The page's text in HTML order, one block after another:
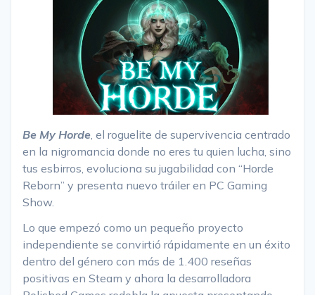
Be My Horde , el roguelite de supervivencia centrado
en la nigromancia donde no eres tu quien lucha, sino
tus esbirros, evoluciona su jugabilidad con “Horde
Reborn” y presenta nuevo tráiler en PC Gaming
Show.
Lo que empezó como un pequeño proyecto
independiente se convirtió rápidamente en un éxito
dentro del género con más de 1.400 reseñas
positivas en Steam y ahora la desarrolladora